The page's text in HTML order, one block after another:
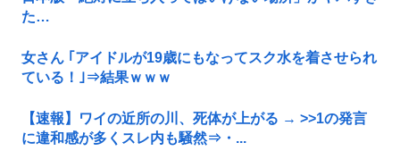
た…
女さん ｢アイドルが19歳にもなってスク水を着させられ
ている！｣⇒結果ｗｗｗ
【速報】ワイの近所の川、死体が上がる → >>1の発言
に違和感が多くスレ内も騒然⇒・...